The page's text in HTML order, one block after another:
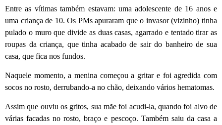
Entre as vítimas também estavam: uma adolescente de 16 anos e
uma criança de 10. Os PMs apuraram que o invasor (vizinho) tinha
pulado o muro que divide as duas casas, agarrado e tentado tirar as
roupas da criança, que tinha acabado de sair do banheiro de sua
casa, que fica nos fundos.
Naquele momento, a menina começou a gritar e foi agredida com
socos no rosto, derrubando-a no chão, deixando vários hematomas.
Assim que ouviu os gritos, sua mãe foi acudi-la, quando foi alvo de
várias facadas no rosto, braço e pescoço. Também saiu da casa a